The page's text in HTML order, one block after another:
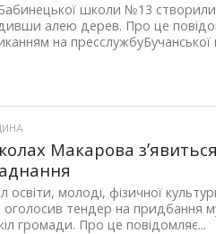
школи №13
алею дерев. Про це
на пресслужбуБучанської
Макарова
освіти, молоді, фізичної
тендер на придбання
громади. Про це повідомляє...